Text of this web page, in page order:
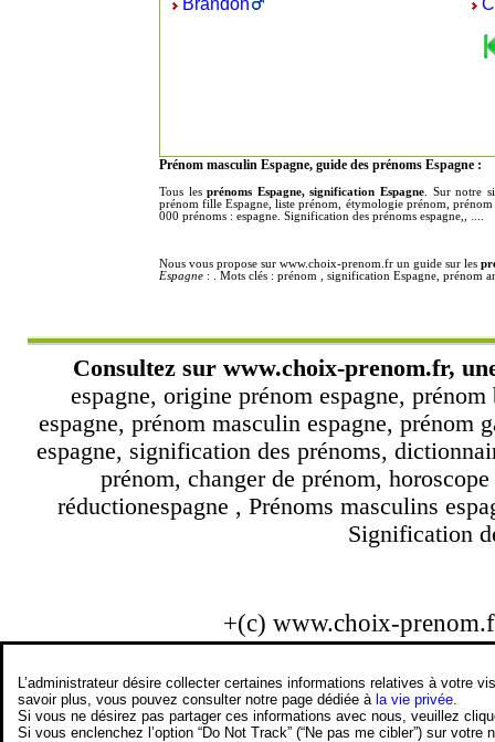
Brandon
Prénom masculin Espagne, guide des prénoms Espagne :
Tous lesprénoms Espagne, signification Espagne . Sur notre
prénom fille Espagne, liste prénom, étymologie prénom,
000 prénoms : espagne. Signification des prénoms espagne,, ....
Nous vous propose sur www.choix-prenom.fr un guide sur les
Espagne : . Mots clés : prénom , signification Espagne, prénom
Consultez sur www.choix-prenom.fr,
espagne, origine prénom espagne,
espagne, prénom masculin espagne, prénom
espagne, signification des prénoms,
prénom, changer de prénom,
réductionespagne , Prénoms masculins
Signification
+(c) www.choix-
L’administrateur désire collecter certaines informations relatives à votre
savoir plus, vous pouvez consulter notre page dédiée àla vie privée
Si vous ne désirez pas partager ces informations avec nous, veuillez
Si vous enclenchez l’option “Do Not Track” (“Ne pas me cibler”) sur